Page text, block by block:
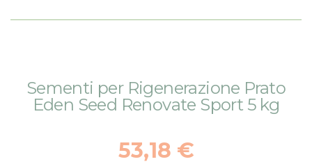
all'inizio
Sementi per Rigenerazione Prato
Eden Seed Renovate Sport 5 kg
53,18 €